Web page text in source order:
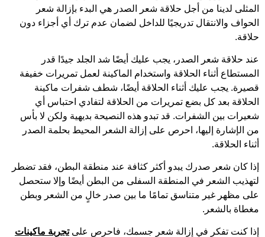
المثلى لدينا من أجل حلاقة شعر الصدر هي البدء بإزالة شعر
الحواف والانتقال تدريجيًا للداخل لضمان عدم ترك أي أجزاء دون
حلاقة.
عند حلاقة شعر الصدر، يجب عليك أيضًا شد الجلد جيدًا قدر
المستطاع أثناء الحلاقة واستخدام الماكينة لعمل تمريرات خفيفة
قصيرة. يجب عليك أثناء الحلاقة أيضًا، شطف شفرات ماكينة
الحلاقة بعد كل بضع تمريرات من الحلاقة لتفادي احتباس أي
شعيرات بين الشفرات. قد تبدو هذه النصيحة بديهية ولكن لا بأس
من الإشارة إليها، احرص على إزالة الشعر المحيط بحلمة الصدر
أثناء الحلاقة.
إذا كان شعر صدرك يبدو أكثر كثافة عند منطقة البطن، فقد تضطر
لتهذيب الشعر في المنطقة السفلى من البطن أيضًا وإلا ستحصل
على مظهر غير متناسق تمامًا ما بين صدر خالٍ من الشعر وبطن
مغطاة بالشعر.
إذا كنت تفكر في إزالة شعر جسمك، فاحرص علىتجربة ماكينات